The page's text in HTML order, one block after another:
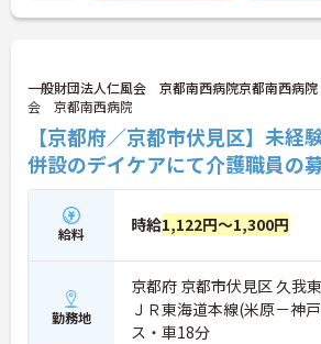
一般財団法人仁風会 京都南西病院京都南西病院
会 京都南西病院
【京都府／京都市伏見区】未
併設のデイケアにて介護職員の
給料 時給1,122円～1,300円
勤務地
京都府 京都市伏見区 久我
ＪＲ東海道本線(米原－神
ス・車18分